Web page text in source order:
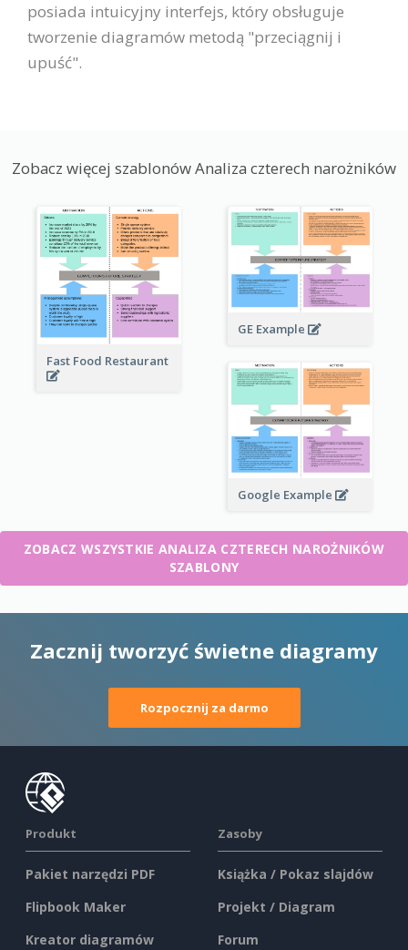
posiada intuicyjny interfejs, który obsługuje
tworzenie diagramów metodą "przeciągnij i
upuść".
Zobacz więcej szablonów Analiza czterech narożników
Fast Food Restaurant
GE Example
Google Example
ZOBACZ WSZYSTKIE ANALIZA CZTERECH NAROŻNIKÓW
SZABLONY
Zacznij tworzyć świetne diagramy
Rozpocznij za darmo
Produkt
Pakiet narzędzi PDF
Flipbook Maker
Kreator diagramów
Zasoby
Książka / Pokaz slajdów
Projekt / Diagram
Forum